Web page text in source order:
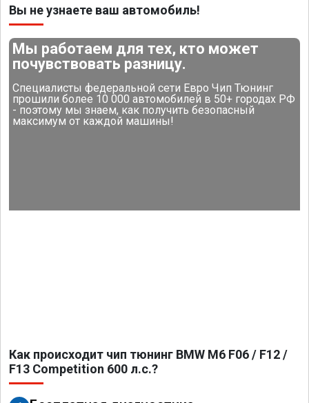
Вы не узнаете ваш автомобиль!
Мы работаем для тех, кто может
почувствовать разницу.
Специалисты федеральной сети Евро Чип Тюнинг
прошили более 10 000 автомобилей в 50+ городах РФ
- поэтому мы знаем, как получить безопасный
максимум от каждой машины!
Как происходит чип тюнинг BMW M6 F06 / F12 /
F13 Competition 600 л.с.?